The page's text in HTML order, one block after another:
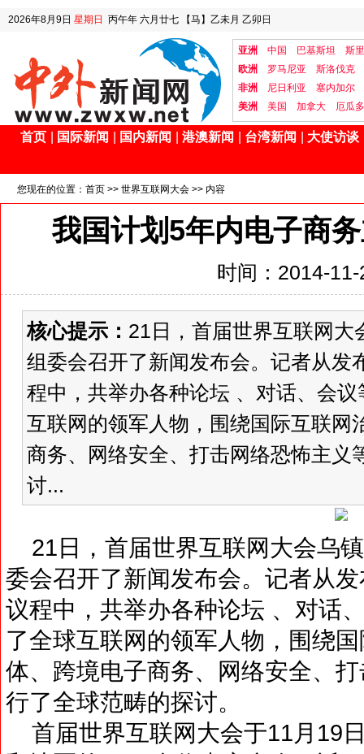
2026年8月9日 星期日 丙午年 六月廿七 【马】乙未月 乙卯日
亚洲 中国 巴基斯坦
斯
欧洲
罗马尼亚
斯洛伐克
非洲
尼日利亚
塞内加尔
美洲
美国 加拿大 厄瓜
首页 国际新闻 国内新闻 港澳新闻 台湾新闻 大使访谈
您现在的位置： 首页 >> 世界互联网大会 >> 内容
我国计划5年内电子商
时间：2014-
核心提示： 21日，首届世界互联网
组委会召开了新闻发布会。记者从发
程中，共举办各种论坛 、对话、会
互联网的领军人物，围绕国际互联网
商务、网络安全、打击网络恐怖主义
讨...
21日，首届世界互联网大会乌
委会召开了新闻发布会。记者从
议程中，共举办各种论坛 、对话
了全球互联网的领军人物，围绕
体、跨境电子商务、网络安全、
行了全球范畴的探讨。
首届世界互联网大会于11月19